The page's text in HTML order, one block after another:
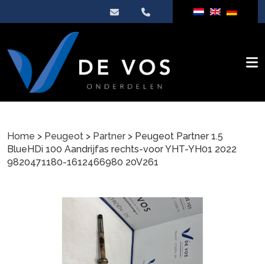
Home > Peugeot > Partner > Peugeot Partner 1.5
BlueHDi 100 Aandrijfas rechts-voor YHT-YH01 2022
9820471180-1612466980 20V261